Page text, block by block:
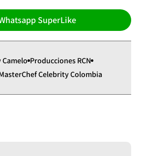
SuperLike
Camelo Producciones RCN
Celebrity Colombia